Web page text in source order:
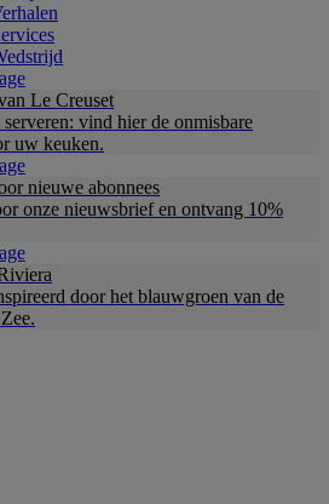
Le Creuset
vind hier de onmisbare
uw keuken.
nieuwe abonnees
onze nieuwsbrief en ontvang 10%
door het blauwgroen van de